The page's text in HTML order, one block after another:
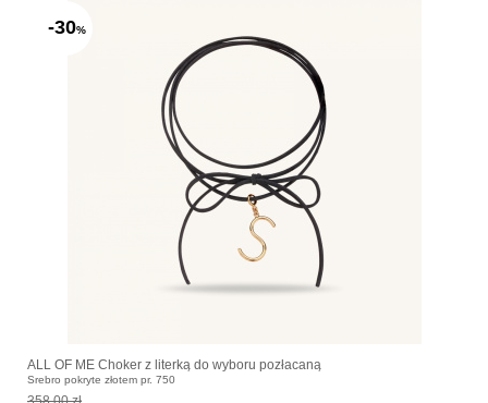
-30%
ALL OF ME Choker z literką do wyboru pozłacaną
Srebro pokryte złotem pr. 750